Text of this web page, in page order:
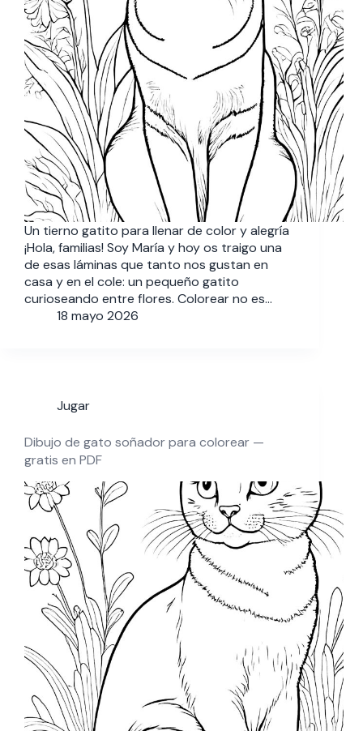
Un tierno gatito para llenar de color y alegría
¡Hola, familias! Soy María y hoy os traigo una
de esas láminas que tanto nos gustan en
casa y en el cole: un pequeño gatito
curioseando entre flores. Colorear no es…
18 mayo 2026
Jugar
Dibujo de gato soñador para colorear —
gratis en PDF